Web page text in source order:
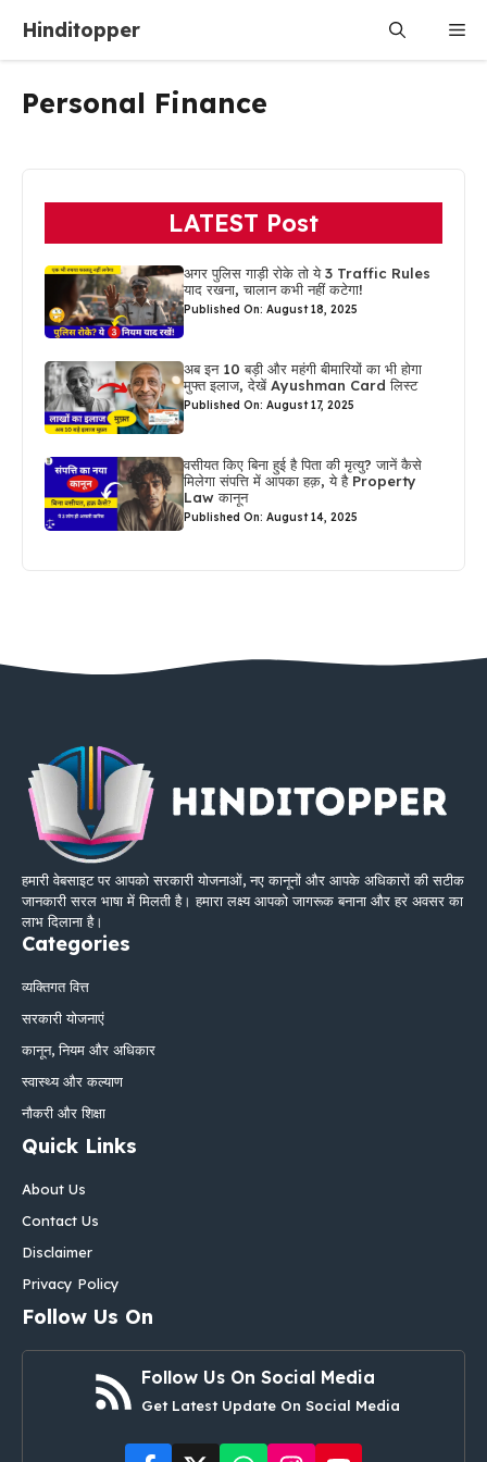
content
Hinditopper
Personal Finance
LATEST Post
अगर पुलिस गाड़ी रोके तो ये 3 Traffic Rules
याद रखना, चालान कभी नहीं कटेगा!
Published On: August 18, 2025
अब इन 10 बड़ी और महंगी बीमारियों का भी होगा
मुफ्त इलाज, देखें Ayushman Card लिस्ट
Published On: August 17, 2025
वसीयत किए बिना हुई है पिता की मृत्यु? जानें कैसे
मिलेगा संपत्ति में आपका हक़, ये है Property
Law कानून
Published On: August 14, 2025
हमारी वेबसाइट पर आपको सरकारी योजनाओं, नए कानूनों और आपके अधिकारों की सटीक
जानकारी सरल भाषा में मिलती है। हमारा लक्ष्य आपको जागरूक बनाना और हर अवसर का
लाभ दिलाना है।
Categories
व्यक्तिगत वित्त
सरकारी योजनाएं
कानून, नियम और अधिकार
स्वास्थ्य और कल्याण
नौकरी और शिक्षा
Quick Links
About Us
Contact Us
Disclaimer
Privacy Policy
Follow Us On
Follow Us On Social Media
Get Latest Update On Social Media